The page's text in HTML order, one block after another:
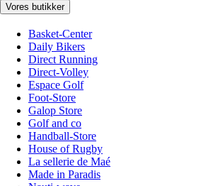
Vores butikker
Basket-Center
Daily Bikers
Direct Running
Direct-Volley
Espace Golf
Foot-Store
Galop Store
Golf and co
Handball-Store
House of Rugby
La sellerie de Maé
Made in Paradis